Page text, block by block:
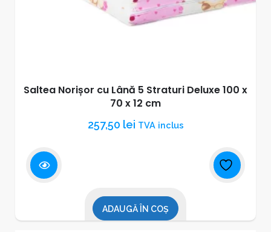
Saltea Norișor cu Lână 5 Straturi Deluxe 100 x
70 x 12 cm
257,50 lei TVA inclus
ADAUGĂ ÎN COȘ